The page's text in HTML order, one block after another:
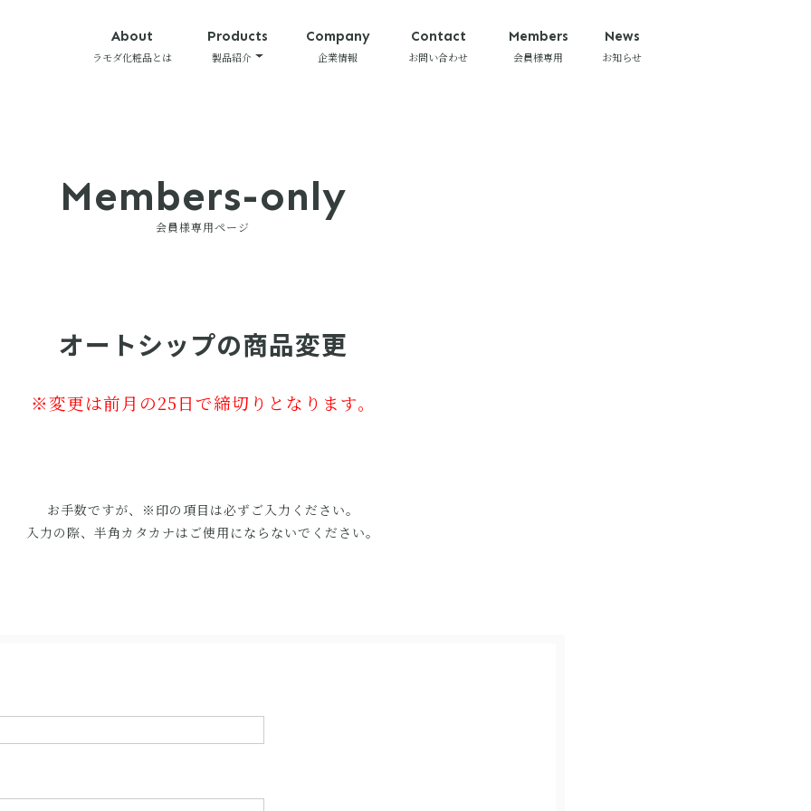
About
ラモダ化粧品とは
Products
製品紹介
Company
企業情報
Contact
お問い合わせ
Members
会員様専用
News
お知らせ
Members-only
会員様専用ページ
オートシップの商品変更
※変更は前月の25日で締切りとなります。
お手数ですが、※印の項目は必ずご入力ください。
入力の際、半角カタカナはご使用にならないでください。